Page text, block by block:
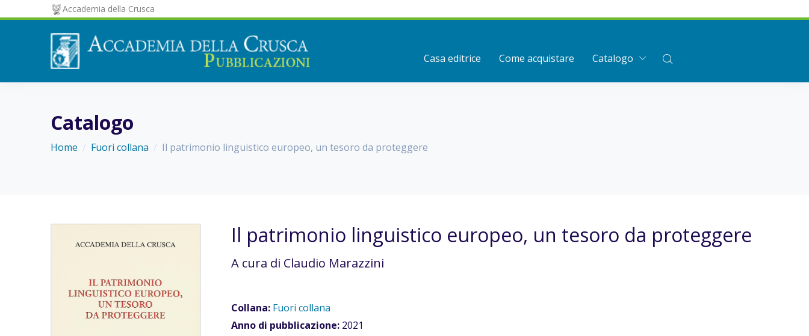
Accademia della Crusca
Casa editrice Come acquistare Catalogo
Catalogo
Home Fuori collana Il patrimonio linguistico europeo, un tesoro da proteggere
Il patrimonio linguistico europeo, un tesoro da proteggere
A cura di Claudio Marazzini
Collana: Fuori collana
Anno di pubblicazione: 2021